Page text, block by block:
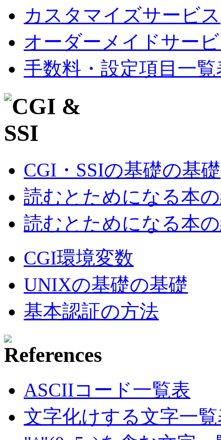
カスタマイズサービス
オーダーメイドサー
手数料・設定項目一覧
CGI・SSIの基礎の基礎
読むとためになる本
読むとためになる本
CGI環境変数
UNIXの基礎の基礎
基本認証の方法
ASCIIコード一覧表
文字化けする文字一